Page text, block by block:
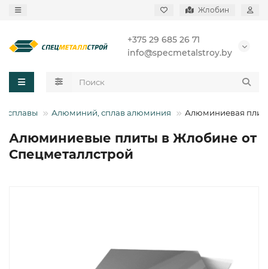
Жлобин
+375 29 685 26 71
info@specmetalstroy.by
сплавы Алюминий, сплав алюминия Алюминиевая
Алюминиевые плиты в Жлобине от
Спецметаллстрой